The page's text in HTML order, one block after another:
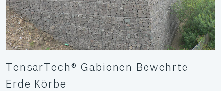
TensarTech® Gabionen Bewehrte
Erde Körbe